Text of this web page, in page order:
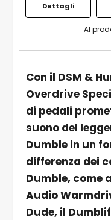
Dettagli
Al
Con il DSM &
Overdrive
di pedali
suono del
Dumble in un
differenza dei
Dumble, come
Audio
Dude, il